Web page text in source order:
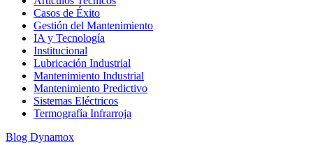
Casos de Éxito
Gestión del Mantenimiento
IA y Tecnología
Institucional
Lubricación Industrial
Mantenimiento Industrial
Mantenimiento Predictivo
Sistemas Eléctricos
Termografía Infrarroja
Blog Dynamox